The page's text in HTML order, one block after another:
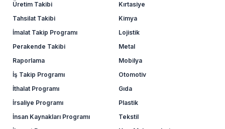
Üretim Takibi
Tahsilat Takibi
İmalat Takip Programı
Perakende Takibi
Raporlama
İş Takip Programı
İthalat Programı
İrsaliye Programı
İnsan Kaynakları Programı
Kırtasiye
Kimya
Lojistik
Metal
Mobilya
Otomotiv
Gıda
Plastik
Tekstil